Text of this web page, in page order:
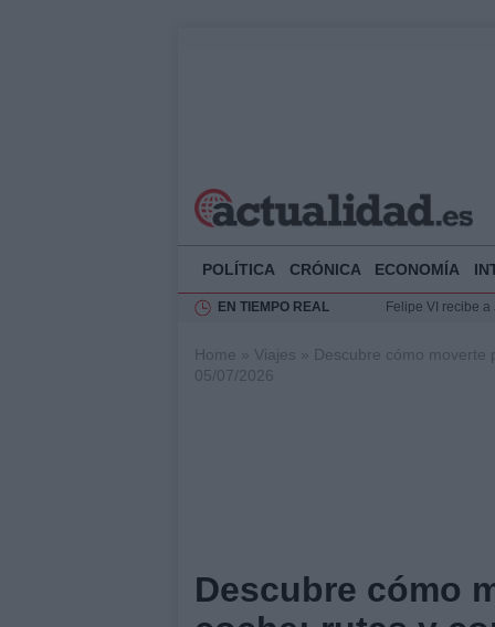
POLÍTICA CRÓNICA ECONOMÍA
EN TIEMPO REAL
Felipe VI recibe
Impacto
Home » Viajes » Descubre cómo moverte
05/07/2026
Descubre cómo